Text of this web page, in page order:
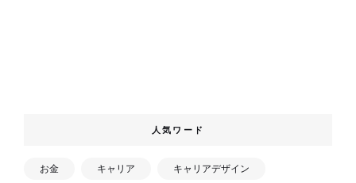
人気ワード
お金 キャリア キャリアデザイン